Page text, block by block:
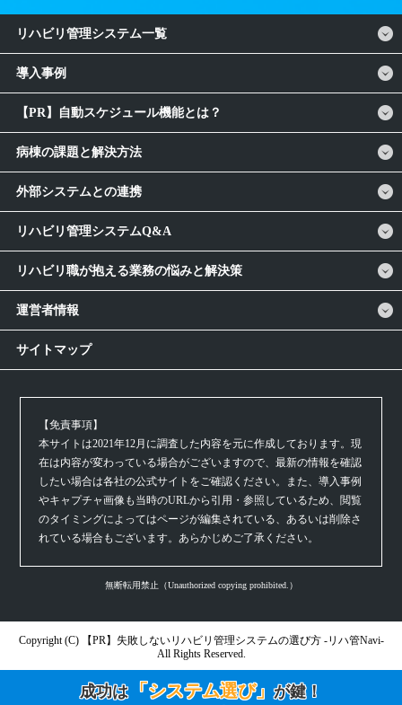
成功は 「システム選び」が鍵！
リハビリ管理システム一覧
導入事例
【PR】自動スケジュール機能とは？
病棟の課題と解決方法
外部システムとの連携
リハビリ管理システムQ&A
リハビリ職が抱える業務の悩みと解決策
運営者情報
サイトマップ
【免責事項】
本サイトは2021年12月に調査した内容を元に作成しております。現
在は内容が変わっている場合がございますので、最新の情報を確認
したい場合は各社の公式サイトをご確認ください。また、導入事例
やキャプチャ画像も当時のURLから引用・参照しているため、閲覧
のタイミングによってはページが編集されている、あるいは削除さ
れている場合もございます。あらかじめご了承ください。
無断転用禁止（Unauthorized copying prohibited.）
Copyright (C)
失敗しないリハビリ管理システムの選び方 -リハ管Navi-
All Rights Reserved.